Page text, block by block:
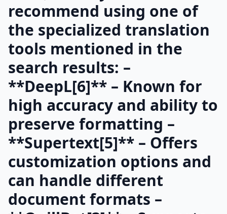
recommend using one of
the specialized translation
tools mentioned in the
search results: –
**DeepL[6]** – Known for
high accuracy and ability to
preserve formatting –
**Supertext[5]** – Offers
customization options and
can handle different
document formats –